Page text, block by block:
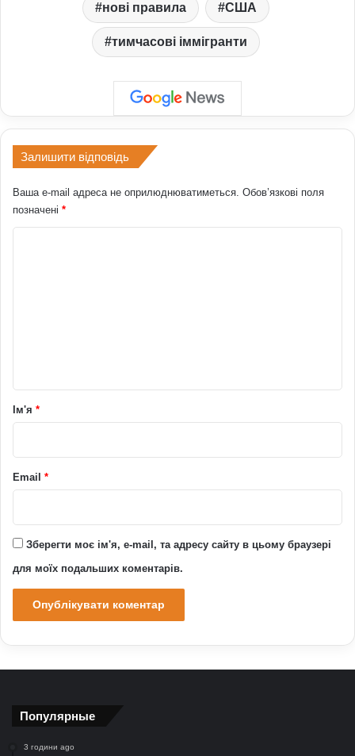
нові правила США
тимчасові іммігранти
Залишити відповідь
Ваша e-mail адреса не оприлюднюватиметься. Обов’язкові поля
позначені *
рІм'я *
Email *
Зберегти моє ім'я, e-mail, та адресу сайту в цьому браузері
для моїх подальших коментарів.
Популярные
3 години ago